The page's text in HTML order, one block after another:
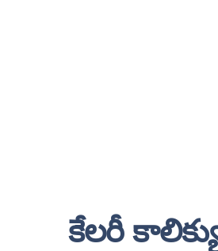
కేలరీ